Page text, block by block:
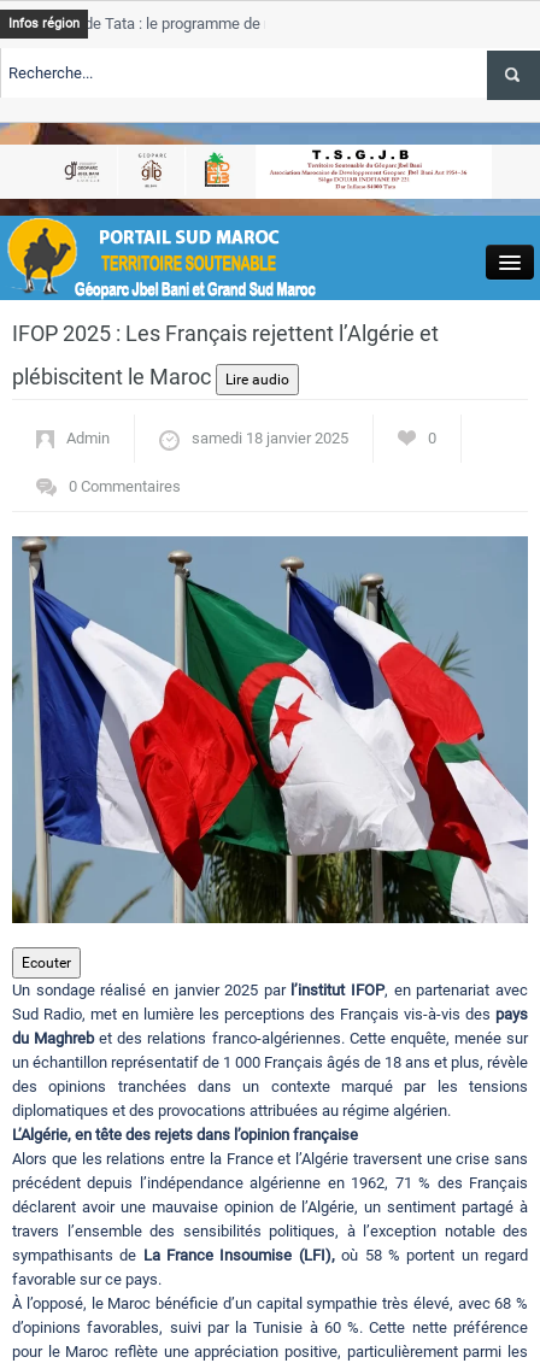
Close
Actualités
Circuits touristiques
Tourisme
Régions
Hotels
Evenements
Contact
Infos région
de Tata : le programme de rehabilitation post-inondations
TSGJB Tourisme : l’ONMT renforce l’aerien a Dakhla et
Tata
TSGJB Tourisme au Maroc : Transavia renforce les vols Paris-
IFOP 2025 : Les Français rejettent l’Algérie et
plébiscitent le Maroc
Admin samedi 18 janvier 2025 0
0 Commentaires
Ecouter
Un sondage réalisé en janvier 2025 par l’institut IFOP, en partenariat avec
Sud Radio, met en lumière les perceptions des Français vis-à-vis des pays
du Maghrebet des relations franco-algériennes. Cette enquête, menée sur
un échantillon représentatif de 1 000 Français âgés de 18 ans et plus, révèle
des opinions tranchées dans un contexte marqué par les tensions
diplomatiques et des provocations attribuées au régime algérien.
L’Algérie, en tête des rejets dans l’opinion française
Alors que les relations entre la France et l’Algérie traversent une crise sans
précédent depuis l’indépendance algérienne en 1962, 71 % des Français
déclarent avoir une mauvaise opinion de l’Algérie, un sentiment partagé à
travers l’ensemble des sensibilités politiques, à l’exception notable des
sympathisants de La France Insoumise (LFI),où 58 % portent un regard
favorable sur ce pays.
À l’opposé, le Maroc bénéficie d’un capital sympathie très élevé, avec 68 %
d’opinions favorables, suivi par la Tunisie à 60 %. Cette nette préférence
pour le Maroc reflète une appréciation positive, particulièrement parmi les